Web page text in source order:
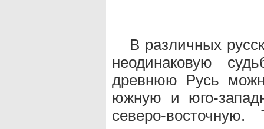
В различных
неодинаковую
древнюю Русь
южную и юго-
северо-